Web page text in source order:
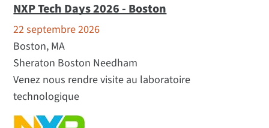
NXP Tech Days 2026 - Boston
22 septembre 2026
Boston, MA
Sheraton Boston Needham
Venez nous rendre visite au laboratoire
technologique